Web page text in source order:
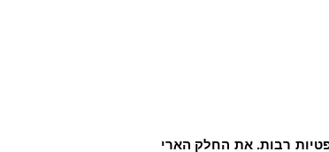
רבות. את החלק הארי